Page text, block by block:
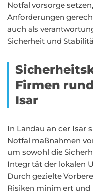
Notfallvorsorge
Anforderungen
auch als
Sicherheit und
Firmen
Isar
In Landau an der Isar
Notfallmaßnahmen
um sowohl die
Integrität der lokalen
Durch gezielte
Risiken minimiert und